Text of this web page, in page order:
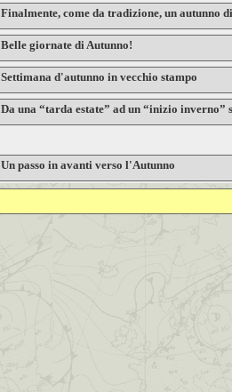
Finalmente, come da tradizione, un autunno
Belle giornate di Autunno!
Settimana d'autunno in vecchio stampo
Da una “tarda estate” ad un “inizio inverno”
Un passo in avanti verso l'Autunno